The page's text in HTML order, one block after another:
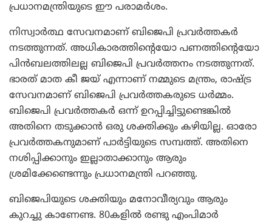
പ്രധാനമന്ത്രിയുടെ ഈ പരാമര്‍ശം.
നിസ്വാര്‍ത്ഥ സേവനമാണ് ബിജെപി പ്രവര്‍ത്തകര്‍
നടത്തുന്നത്. അധികാരത്തിന്റെയോ പണത്തിന്റെയോ
പിന്‍ബലത്തിലല്ല ബിജെപി പ്രവര്‍ത്തനം നടത്തുന്നത്.
ഭാരത് മാത കീ ജയ് എന്നാണ് നമ്മുടെ മന്ത്രം, രാഷ്ട്ര
സേവനമാണ് ബിജെപി പ്രവര്‍ത്തകരുടെ ധര്‍മ്മം.
ബിജെപി പ്രവര്‍ത്തകര്‍ ഒന്ന് ഉറപ്പിച്ചിട്ടുണ്ടെങ്കില്‍
അതിനെ തടുക്കാന്‍ ഒരു ശക്തിക്കും കഴിയില്ല. ഓരോ
പ്രവര്‍ത്തകനുമാണ് പാര്‍ട്ടിയുടെ സമ്പത്ത്. അതിനെ
നശിപ്പിക്കാനും ഇല്ലാതാക്കാനും ആരും
ശ്രമിക്കേണ്ടെന്നും പ്രധാനമന്ത്രി പറഞ്ഞു.
ബിജെപിയുടെ ശക്തിയും മനോവീര്യവും ആരും
കുറച്ചു കാണേണ്ട. 80കളില്‍ രണ്ടു എംപിമാര്‍